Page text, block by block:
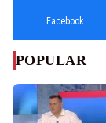
Facebook
POPULAR